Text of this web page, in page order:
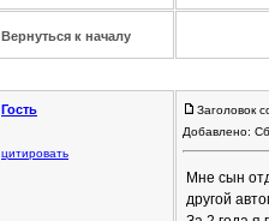
Вернуться к началу
Гость
цитировать
Заголовок
Добавлено:
Мне сын
другой